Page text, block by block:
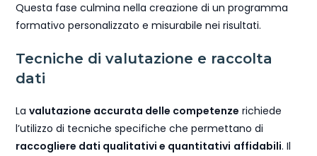
Questa fase culmina nella creazione di un programma
formativo personalizzato e misurabile nei risultati.
Tecniche di valutazione e raccolta
dati
Lavalutazione accurata delle competenze richiede
l’utilizzo di tecniche specifiche che permettano di
raccogliere dati qualitativi e quantitativi affidabili. Il